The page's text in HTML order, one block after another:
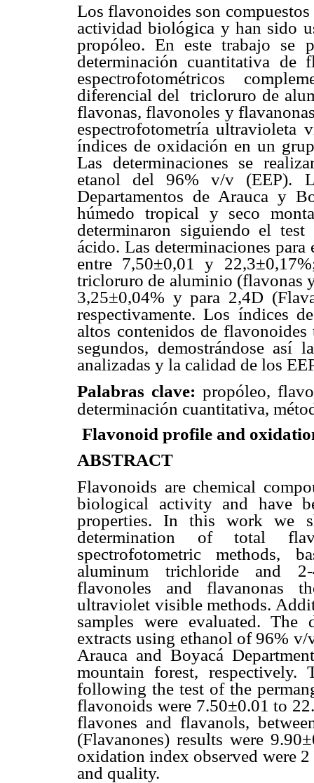
Los flavonoides son
actividad biológica y han sido
propóleo. En este trabajo se
determinación cuantitativa de
espectrofotométricos
diferencial del tricloruro de
flavonas, flavonoles y
espectrofotometría ultravioleta
índices de oxidación en un
Las determinaciones se
etanol del 96% v/v (EEP).
Departamentos de Arauca y
húmedo tropical y seco
determinaron siguiendo el
ácido. Las determinaciones
entre 7,50±0,01 y
tricloruro de aluminio (flavonas
3,25±0,04% y para 2,4D
respectivamente. Los índices
altos contenidos de
segundos, demostrándose así
analizadas y la calidad de los
Palabras clave: propóleo,
determinación cuantitativa,
Flavonoid profile and
ABSTRACT
Flavonoids are chemical
biological activity and have
properties. In this work we
determination of total
spectrofotometric methods,
aluminum trichloride and
flavonoles and flavanonas
ultraviolet visible methods.
samples were evaluated. The
extracts using ethanol of 96% v/
Arauca and Boyacá
mountain forest, respectively.
following the test of the
flavonoids were 7.50±0.01 to
flavones and flavanols,
(Flavanones) results were
oxidation index observed were
and quality.